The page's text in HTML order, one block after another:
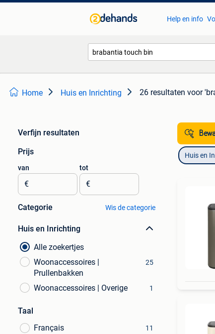
Help en info
Home Huis en Inrichting 26 resultaten voor
Verfijn resultaten
Prijs
van
€
tot
€
Categorie Wis de categorie
Huis en Inrichting
Alle zoekertjes
Woonaccessoires |
Prullenbakken
25
Woonaccessoires | Overige 1
Taal
Français
11
Huis en